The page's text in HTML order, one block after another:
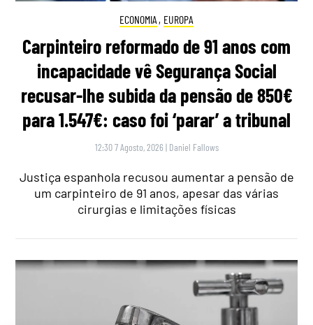
ECONOMIA , EUROPA
Carpinteiro reformado de 91 anos com
incapacidade vê Segurança Social
recusar-lhe subida da pensão de 850€
para 1.547€: caso foi ‘parar’ a tribunal
12:30 7 Agosto, 2026 | Daniel Fallows
Justiça espanhola recusou aumentar a pensão de
um carpinteiro de 91 anos, apesar das várias
cirurgias e limitações físicas